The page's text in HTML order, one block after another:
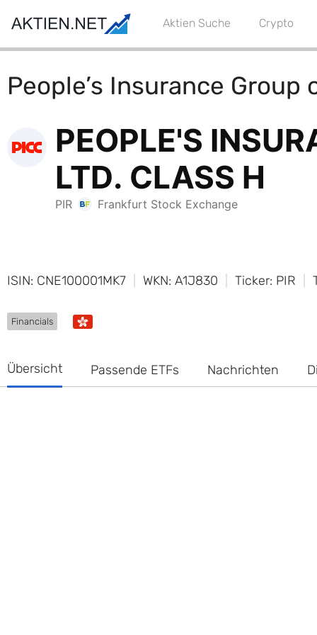
Aktien Suche Crypto
People’s Insurance Group
ISIN: CNE100001MK7 WKN: A1J830 Ticker: PIR
Financials
Übersicht Passende ETFs Nachrichten